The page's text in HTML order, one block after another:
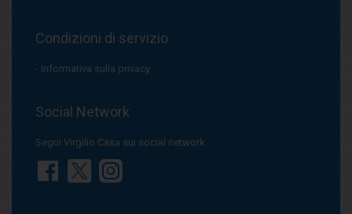
Condizioni di servizio
Informativa sulla privacy
Social Network
Segui Virgilio Casa sui social network